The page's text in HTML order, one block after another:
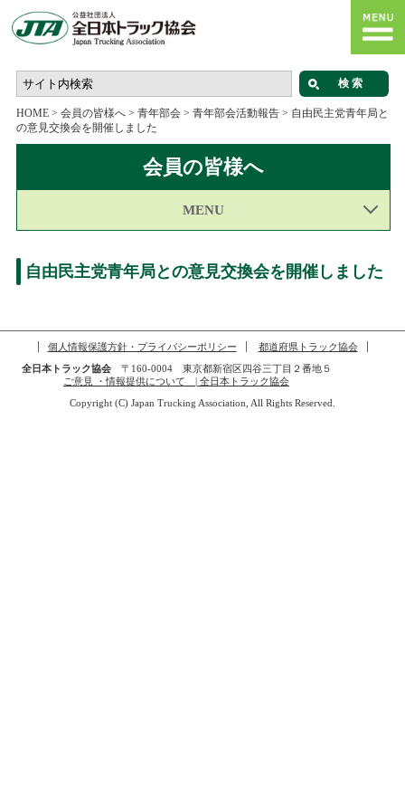
HOME> 会員の皆様へ> 青年部会> 青年部会活動報告> 自由民主党青年局と
の意見交換会を開催しました
会員の皆様へ
MENU
自由民主党青年局との意見交換会を開催しました
個人情報保護方針・プライバシーポリシー
都道府県トラック協会
全日本トラック協会〒160-0004 東京都新宿区四谷三丁目２番地５
ご意見 ・情報提供について | 全日本トラック協会
Copyright (C) Japan Trucking Association, All Rights Reserved.